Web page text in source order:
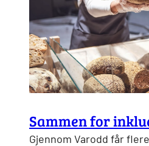
Sammen for
Gjennom Varodd får